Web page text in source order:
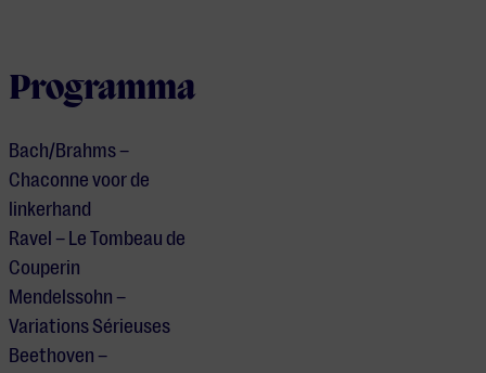
Programma
Bach/Brahms –
Chaconne voor de
linkerhand
Ravel – Le Tombeau de
Couperin
Mendelssohn –
Variations Sérieuses
Beethoven –